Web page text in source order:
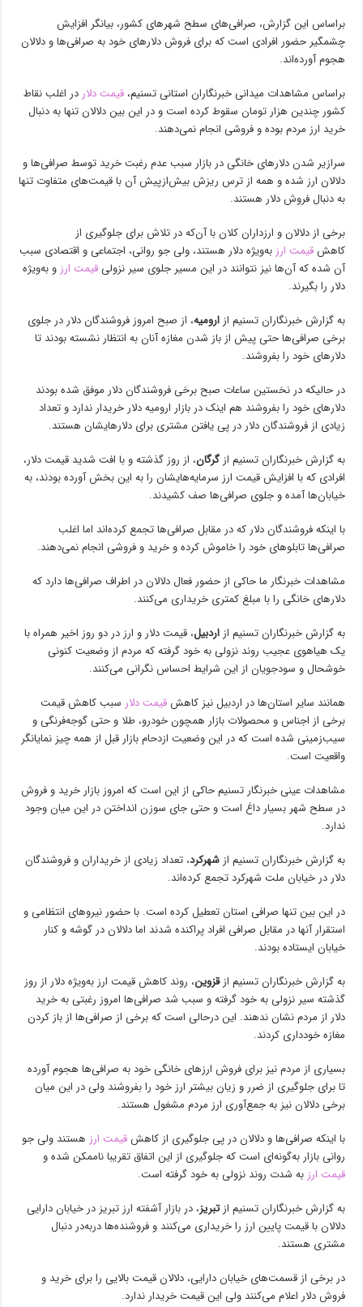
براساس این گزارش، صرافی‌های سطح شهرهای کشور، بیانگر افزایش
چشمگیر حضور افرادی است که برای فروش دلارهای خود به صرافی‌ها و دلالان
هجوم آورده‌اند.
براساس مشاهدات میدانی خبرنگاران استانی تسنیم،قیمت دلار در اغلب نقاط
کشور چندین هزار تومان سقوط کرده است و در این بین دلالان تنها به دنبال
خرید ارز مردم بوده و فروشی انجام نمی‌دهند.
‌سرازیر شدن دلارهای خانگی در بازار سبب عدم رغبت خرید توسط صرافی‌ها و
دلالان ارز شده و همه از ترس ریزش بیش‌ازپیش آن با قیمت‌های متفاوت تنها
به دنبال فروش دلار هستند.
برخی از دلالان و ارزداران کلان با آن‌که در تلاش برای جلوگیری از
کاهشقیمت ارز به‌ویژه دلار هستند، ولی جو روانی، اجتماعی و اقتصادی سبب
آن شده که آن‌ها نیز نتوانند در این مسیر جلوی سیر نزولیقیمت ارز و به‌ویژه
دلار را بگیرند.
به گزارش خبرنگاران تسنیم ازارومیه، از صبح امروز فروشندگان دلار در جلوی
برخی صرافی‌ها حتی پیش از باز شدن مغازه آنان به انتظار نشسته بودند تا
دلارهای خود را بفروشند.
در حالیکه در نخستین ساعات صبح برخی فروشندگان دلار موفق شده بودند
دلارهای خود را بفروشند هم اینک در بازار ارومیه دلار خریدار ندارد و تعداد
زیادی از فروشندگان دلار در پی یافتن مشتری برای دلارهایشان هستند.
به گزارش خبرنگاران تسنیم ازگرگان، از روز گذشته و با افت شدید قیمت دلار،
افرادی که با افزایش قیمت ارز سرمایه‌هایشان را به این بخش آورده بودند، به
خیابان‌ها آمده و جلوی صرافی‌ها صف کشیدند.
با اینکه فروشندگان دلار که در مقابل صرافی‌ها تجمع کرده‌اند اما اغلب
صرافی‌ها تابلوهای خود را خاموش کرده و خرید و فروشی انجام نمی‌دهند.
مشاهدات خبرنگار ما حاکی از حضور فعال دلالان در اطراف صرافی‌ها دارد که
دلارهای خانگی را با مبلغ کمتری خریداری می‌کنند.
به گزارش خبرنگاران تسنیم ازاردبیل، قیمت دلار و ارز در دو روز اخیر همراه با
یک هیاهوی عجیب روند نزولی به خود گرفته که مردم از وضعیت کنونی
خوشحال و سودجویان از این شرایط احساس نگرانی می‌کنند.
همانند سایر استان‌ها در اردبیل نیز کاهشقیمت دلار سبب کاهش قیمت
برخی از اجناس و محصولات بازار همچون خودرو، طلا و حتی گوجه‌فرنگی و
سیب‌زمینی شده است که در این وضعیت ازدحام بازار قبل از همه چیز نمایانگر
واقعیت است.
مشاهدات عینی خبرنگار تسنیم حاکی از این است که امروز بازار خرید و فروش
در سطح شهر بسیار داغ است و حتی جای سوزن انداختن در این میان وجود
ندارد.
به گزارش خبرنگاران تسنیم ازشهرکرد، تعداد زیادی از خریداران و فروشندگان
دلار در خیابان ملت شهرکرد تجمع کرده‌اند.
‌در این بین تنها صرافی استان تعطیل کرده است. ‌با حضور نیروهای انتظامی و
استقرار آنها در مقابل صرافی افراد پراکنده شدند اما دلالان در گوشه و کنار
خیابان ایستاده بودند.
به گزارش خبرنگاران تسنیم ازقزوین،‌ روند کاهش قیمت ارز به‌ویژه دلار از روز
گذشته سیر نزولی به خود گرفته و سبب شد صرافی‌ها امروز رغبتی به خرید
دلار از مردم نشان ندهند. این درحالی است که برخی از صرافی‌ها از باز کردن
مغازه خودداری کردند.
بسیاری از مردم نیز برای فروش ارزهای خانگی خود به صرافی‌ها هجوم آورده
تا برای جلوگیری از ضرر و زیان بیشتر ارز خود را بفروشند ولی در این میان
برخی دلالان نیز به جمع‌آوری ارز مردم مشغول هستند.
با اینکه صرافی‌ها و دلالان در پی جلوگیری از کاهشقیمت ارز هستند ولی جو
روانی بازار به‌گونه‌ای است که جلوگیری از این اتفاق تقریبا ناممکن شده ‌و
قیمت ارز به شدت روند نزولی به خود گرفته است.
به گزارش خبرنگاران تسنیم ازتبریز،‌ در بازار آشفته ارز تبریز در خیابان دارایی
دلالان با قیمت پایین ارز را خریداری می‌کنند و فروشنده‌ها دربه‌در دنبال
مشتری هستند.
در برخی از قسمت‌های خیابان دارایی، دلالان قیمت بالایی را برای خرید و
فروش دلار اعلام می‌کنند ولی این قیمت خریدار ندارد. ‌